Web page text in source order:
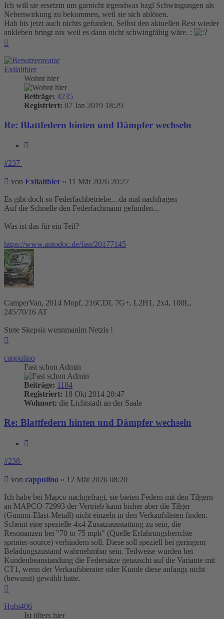
Ich will sie ersetztn um garnicht irgendwas bzgl Schwingungen als
Nebenwirkung zu bekommen, weil sie sich ablösen.
Hab bis jetzt auch nichts gefunden. Selbst den aktuellen Rest wieder
ankleben bringt nix weil es dann nicht schwingfähig wäre. :
Exilaltbier
Wohnt hier
Beiträge: 4235
Registriert: 07 Jan 2019 18:29
Re: Blattfedern hinten und Dämpfer wechseln
#237
Beitrag
von Exilaltbier » 11 Mär 2026 20:27
Es gibt doch so Federfachbetriebe....da mal nachfragen
Auf die Schnelle den Federfachmann gefunden...
Was ist das für ein Teil?
https://www.autodoc.de/fast/20177145
CamperVan, 2014 Mopf, 216CDI, 7G+, L2H1, 2x4, 100L,
245/70/16 AT
Stete Skepsis wennmanim Netzis !
cappulino
Fast schon Admin
Beiträge: 1184
Registriert: 18 Okt 2014 20:47
Wohnort: die Lichtstadt an der Saale
Re: Blattfedern hinten und Dämpfer wechseln
#238
Beitrag
von cappulino » 12 Mär 2026 08:20
Ich habe bei Mapco nachgefragt, sie bieten Federn mit den Tilgern
an MAPCO-72993 der Vertrieb kann bisher aber die Tilger
(Gummi-Elast-Metall) nicht einzeln in den Verkaufslisten finden.
Scheint eine spezielle 4x4 Zusatzausstattung zu sein, die
Resonanzen bei "70 to 75 mph" (Quelle Erfahrungsberichte
sprinter-source) verhindern soll. Diese soll speziell bei geringem
Beladungszustand wahrnehmbar sein. Teilweise wurden bei
Kundenbeanstandung die Federsätze getauscht auf die Variante mit
CT1, wenn der Verkaufsberater oder Kunde diese anfangs nicht
(bewusst) gewählt hatte.
Hubi406
Ist öfters hier